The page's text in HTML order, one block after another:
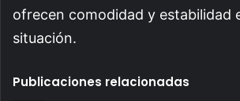
ofrecen comodidad y estabilidad
situación.
Publicaciones relacionadas